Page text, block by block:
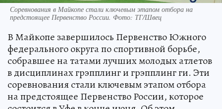
Соревнования в Майкопе стали ключевым этапом отбора на
предстоящее Первенство России. Фото: ТГ/Швец
В Майкопе завершилось Первенство Южного
федерального округа по спортивной борьбе,
собравшее на татами лучших молодых атлетов
в дисциплинах грэпплинг и грэпплинг ги. Эти
соревнования стали ключевым этапом отбора
на предстоящее Первенство России, которое